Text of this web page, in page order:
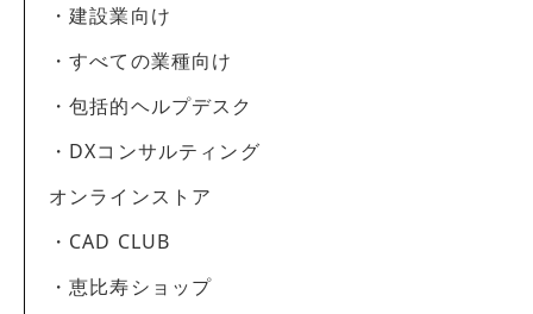
・建設業向け
・すべての業種向け
・包括的ヘルプデスク
・DXコンサルティング
オンラインストア
・CAD CLUB
・恵比寿ショップ